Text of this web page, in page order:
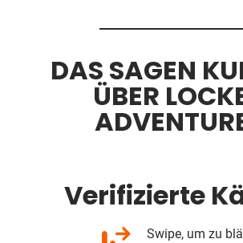
DAS SAGEN
ÜBER
Verifizierte
Swipe, um zu